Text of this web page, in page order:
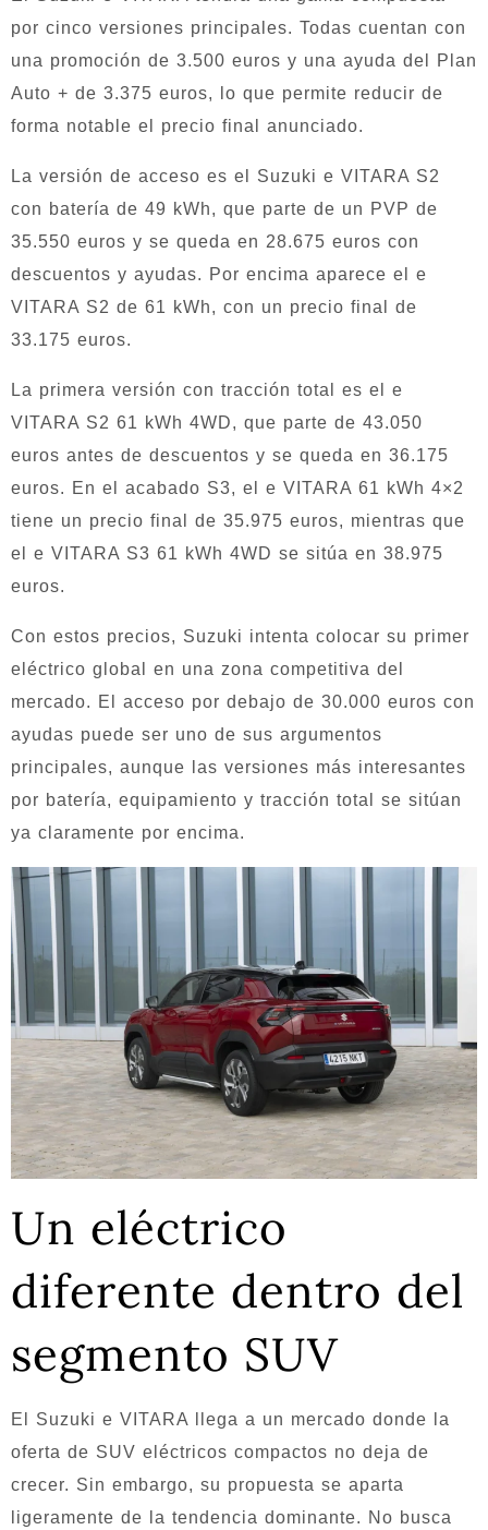
por cinco versiones principales. Todas cuentan con
una promoción de 3.500 euros y una ayuda del Plan
Auto + de 3.375 euros, lo que permite reducir de
forma notable el precio final anunciado.
La versión de acceso es el Suzuki e VITARA S2
con batería de 49 kWh, que parte de un PVP de
35.550 euros y se queda en 28.675 euros con
descuentos y ayudas. Por encima aparece el e
VITARA S2 de 61 kWh, con un precio final de
33.175 euros.
La primera versión con tracción total es el e
VITARA S2 61 kWh 4WD, que parte de 43.050
euros antes de descuentos y se queda en 36.175
euros. En el acabado S3, el e VITARA 61 kWh 4×2
tiene un precio final de 35.975 euros, mientras que
el e VITARA S3 61 kWh 4WD se sitúa en 38.975
euros.
Con estos precios, Suzuki intenta colocar su primer
eléctrico global en una zona competitiva del
mercado. El acceso por debajo de 30.000 euros con
ayudas puede ser uno de sus argumentos
principales, aunque las versiones más interesantes
por batería, equipamiento y tracción total se sitúan
ya claramente por encima.
Un eléctrico
diferente dentro del
segmento SUV
El Suzuki e VITARA llega a un mercado donde la
oferta de SUV eléctricos compactos no deja de
crecer. Sin embargo, su propuesta se aparta
ligeramente de la tendencia dominante. No busca